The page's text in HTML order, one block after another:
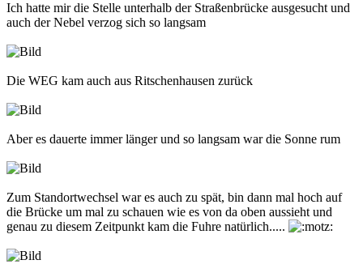
Ich hatte mir die Stelle unterhalb der Straßenbrücke ausgesucht und
auch der Nebel verzog sich so langsam
Die WEG kam auch aus Ritschenhausen zurück
Aber es dauerte immer länger und so langsam war die Sonne rum
Zum Standortwechsel war es auch zu spät, bin dann mal hoch auf
die Brücke um mal zu schauen wie es von da oben aussieht und
genau zu diesem Zeitpunkt kam die Fuhre natürlich.....